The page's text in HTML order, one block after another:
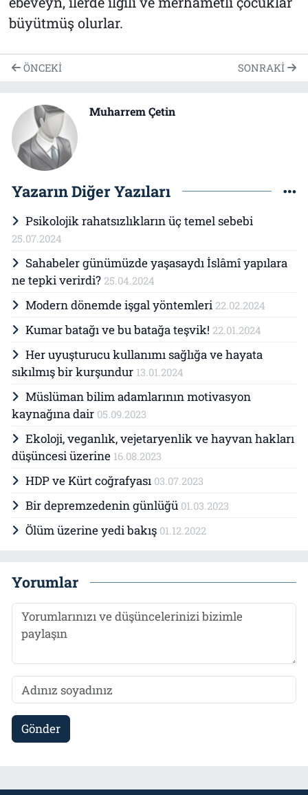
büyütmüş olurlar.
ÖNCEKI SONRAKI
Muharrem Çetin
Yazarın Diğer Yazıları
Psikolojik rahatsızlıkların üç temel sebebi
25.07.2024
Sahabeler günümüzde yaşasaydı İslâmî yapılara
ne tepki verirdi? 25.04.2024
Modern dönemde işgal yöntemleri 22.02.2024
Kumar batağı ve bu batağa teşvik! 22.01.2024
Her uyuşturucu kullanımı sağlığa ve hayata
sıkılmış bir kurşundur 13.01.2024
Müslüman bilim adamlarının motivasyon
kaynağına dair 05.09.2023
Ekoloji, veganlık, vejetaryenlik ve hayvan hakları
düşüncesi üzerine 16.08.2023
HDP ve Kürt coğrafyası 03.07.2023
Bir depremzedenin günlüğü 01.03.2023
Ölüm üzerine yedi bakış 01.12.2022
Yorumlar
Gönder